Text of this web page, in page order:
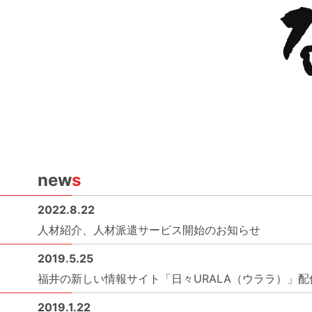
news
2022.8.22
人材紹介、人材派遣サービス開始のお知らせ
2019.5.25
福井の新しい情報サイト「日々URALA（ウララ）」配
2019.1.22